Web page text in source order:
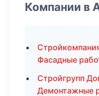
Компании в
Фасадные
Стройгрупп
Демонтажные